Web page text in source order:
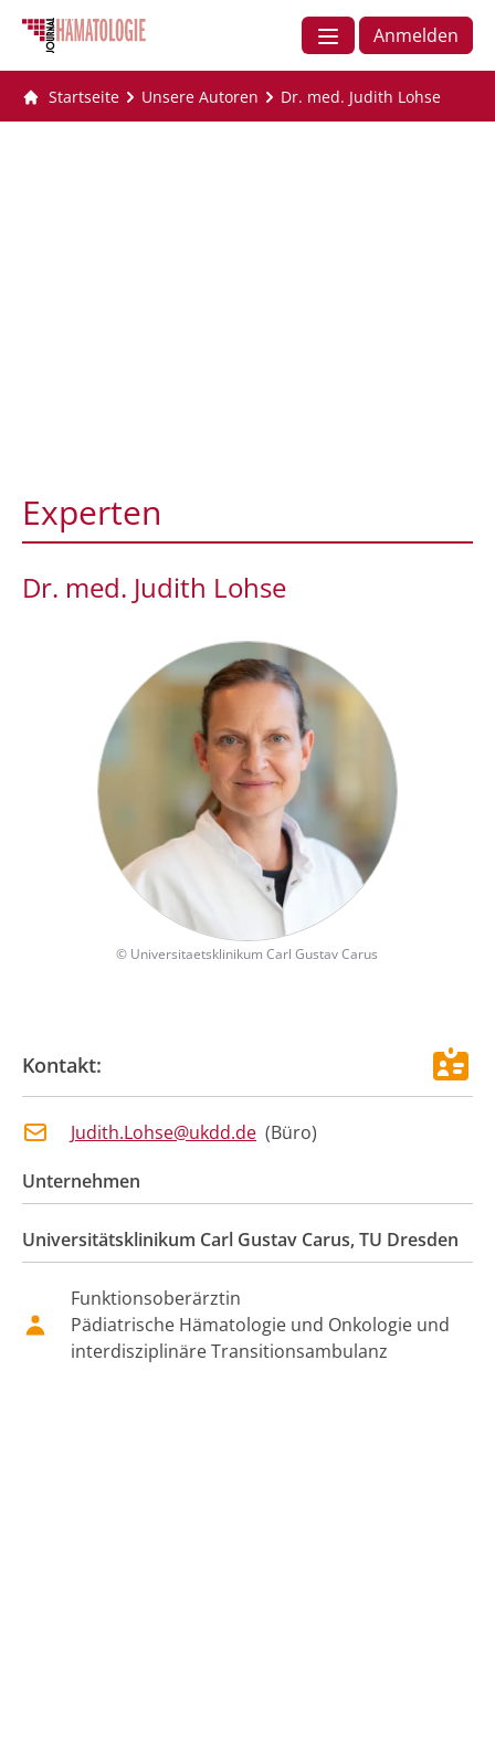
Anmelden
Startseite Unsere Autoren Dr. med. Judith Lohse
Experten
Dr. med. Judith Lohse
© Universitaetsklinikum Carl Gustav Carus
Kontakt:
Judith.Lohse@ukdd.de (Büro)
Unternehmen
Universitätsklinikum Carl Gustav Carus, TU Dresden
Funktionsoberärztin
Pädiatrische Hämatologie und Onkologie und
interdisziplinäre Transitionsambulanz